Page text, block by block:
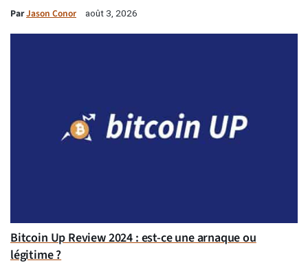
ParJason Conor août 3, 2026
Bitcoin Up Review 2024 : est-ce une arnaque ou
légitime ?